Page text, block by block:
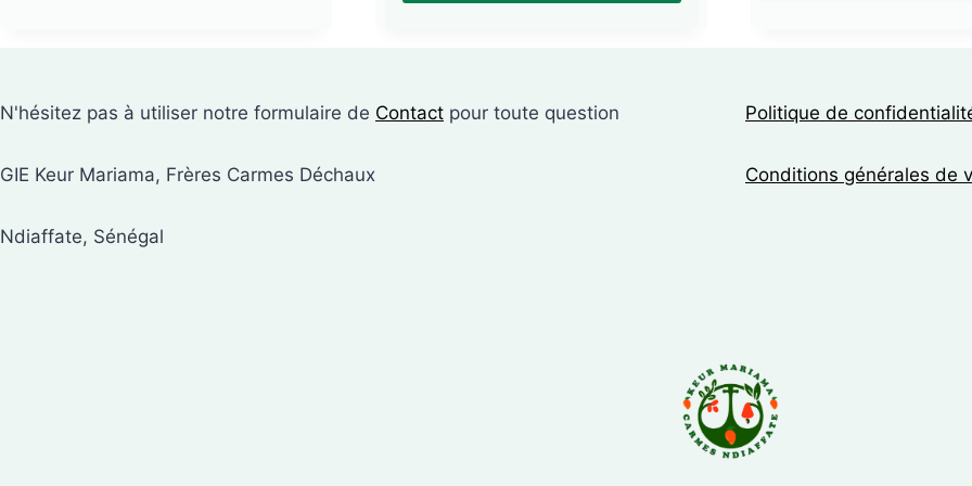
N'hésitez pas à utiliser notre formulaire de Contact pour toute question
GIE Keur Mariama, Frères Carmes Déchaux
Ndiaffate, Sénégal
Politique de
Conditions générales de